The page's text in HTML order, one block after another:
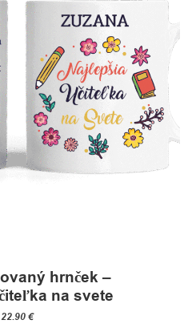
hrnček –
na svete
22.90€